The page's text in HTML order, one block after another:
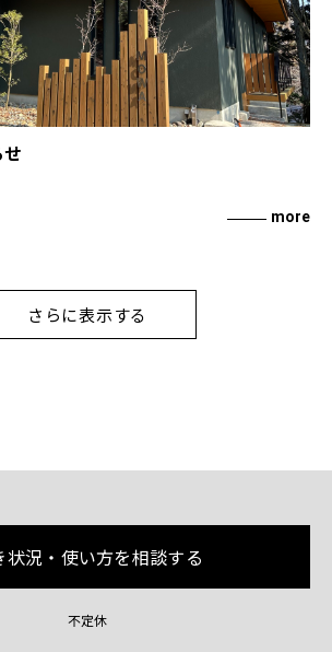
more
さらに表示する
状況・使い方を相談する
不定休